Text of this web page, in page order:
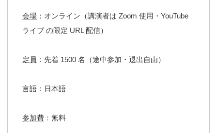
会場 ：オンライン（講演者は Zoom 使用・YouTube
ライブ の限定 URL 配信）
定員 ：先着 1500 名（途中参加・退出自由）
言語 ：日本語
参加費 ：無料